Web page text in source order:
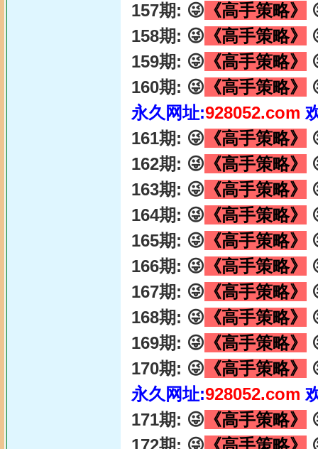
157期: 😜 《高手策略》
158期: 😜 《高手策略》
159期: 😜 《高手策略》
160期: 😜 《高手策略》
永久网址:928052.com
161期: 😜 《高手策略》
162期: 😜 《高手策略》
163期: 😜 《高手策略》
164期: 😜 《高手策略》
165期: 😜 《高手策略》
166期: 😜 《高手策略》
167期: 😜 《高手策略》
168期: 😜 《高手策略》
169期: 😜 《高手策略》
170期: 😜 《高手策略》
永久网址:928052.com
171期: 😜 《高手策略》